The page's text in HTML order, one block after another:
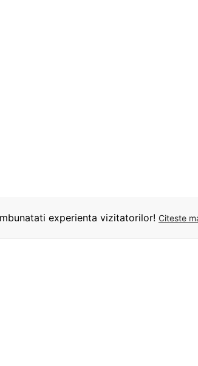
experienta vizitatorilor! Citeste